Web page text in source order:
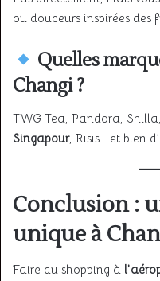
ou douceurs inspirées des
Quelles
Changi ?
TWG Tea, Pandora,
Singapour, Risis… et bien
Conclusion :
unique à
Faire du shopping à